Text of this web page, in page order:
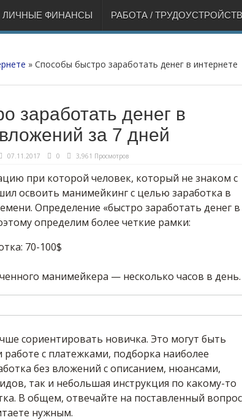
ЛИЧНЫЕ ФИНАНСЫ РАБОТА /
» Способы быстро заработать денег в интернете
заработать денег в
за 7 дней
07.11.2017 0 3,961 Просмотров
при которой человек, который не знаком с
освоить манимейкинг с целью заработка в
Определение «быстро заработать денег в
определим более четкие рамки:
70-100$
манимейкера — несколько часов в день.
сориентировать новичка. Это могут быть
с платежками, подборка наиболее
без вложений с описанием, нюансами,
так и небольшая инструкция по какому-то
В общем, отвечайте на поставленный
нужным.